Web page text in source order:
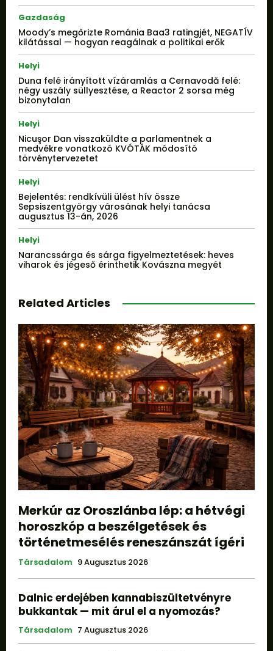
Gazdaság
Moody’s megőrizte Románia Baa3 ratingjét, NEGATÍV
kilátással — hogyan reagálnak a politikai erők
Helyi
Duna felé irányított vízáramlás a Cernavodă felé:
négy uszály süllyesztése, a Reactor 2 sorsa még
bizonytalan
Helyi
Nicuşor Dan visszaküldte a parlamentnek a
medvékre vonatkozó KVÓTÁK módosító
törvénytervezetet
Helyi
Bejelentés: rendkívüli ülést hív össze
Sepsiszentgyörgy városának helyi tanácsa
augusztus 13-án, 2026
Helyi
Narancssárga és sárga figyelmeztetések: heves
viharok és jégeső érinthetik Kovászna megyét
Related Articles
Merkúr az Oroszlánba lép: a hétvégi
horoszkóp a beszélgetések és
történetmesélés reneszánszát ígéri
Társadalom 9 Augusztus 2026
Dalnic erdejében kannabiszültetvényre
bukkantak — mit árul el a nyomozás?
Társadalom 7 Augusztus 2026